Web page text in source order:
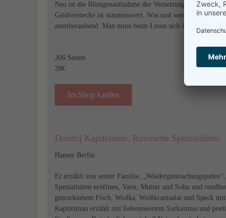
Neu ist die Röntgenaufnahme der Vernetzung auch
Geldverstecke ist staunenswert. Was und wer in dem
atemberaubend. Man muss beim Lesen sich immer
206 Seiten
28€
Im Shop kaufen
Dmitrij Kapitelman. Russische Spezialitäten
Hanser Berlin
Er erzählt von seiner Familie,
Spezialitäten eröffnen, Vater, Mutter und Sohn und
getrocknetem Fisch, Wodka, Weißkrautsalat und Speck
Kapitelman erzählt mit liebenswertem Sarkasmus und